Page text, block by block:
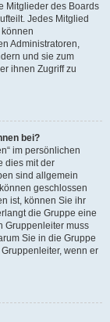
Mitglieder des Boards
Jedes Mitglied
Administratoren,
und sie zum
ihnen Zugriff zu
bei?
im persönlichen
dies mit der
sind allgemein
geschlossen
ist, können Sie ihr
die Gruppe eine
Gruppenleiter muss
Sie in die Gruppe
wenn er